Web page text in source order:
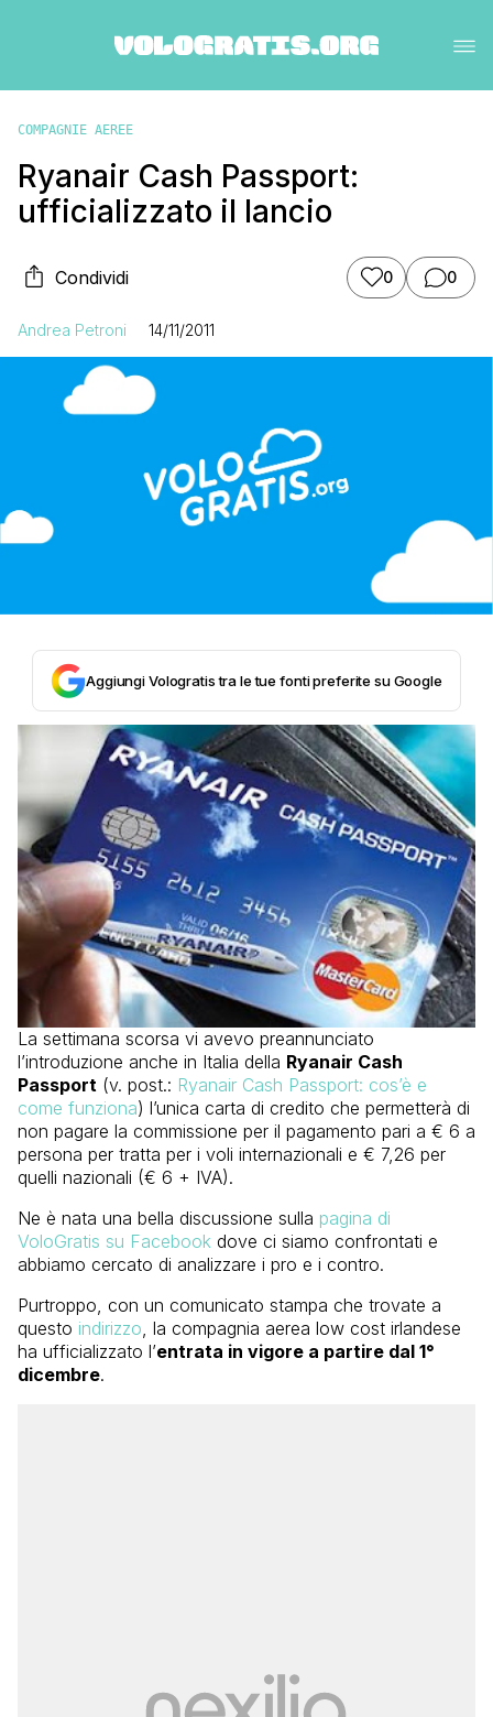
COMPAGNIE AEREE
Ryanair Cash Passport:
ufficializzato il lancio
Condividi 0 0
Andrea Petroni 14/11/2011
Aggiungi Vologratis tra le tue fonti preferite su Google
La settimana scorsa vi avevo preannunciato
l’introduzione anche in Italia della Ryanair Cash
Passport (v. post.: Ryanair Cash Passport: cos’è e
come funziona) l’unica carta di credito che permetterà di
non pagare la commissione per il pagamento pari a € 6 a
persona per tratta per i voli internazionali e € 7,26 per
quelli nazionali (€ 6 + IVA).
Ne è nata una bella discussione sulla pagina di
VoloGratis su Facebook dove ci siamo confrontati e
abbiamo cercato di analizzare i pro e i contro.
Purtroppo, con un comunicato stampa che trovate a
questo indirizzo , la compagnia aerea low cost irlandese
ha ufficializzato l’entrata in vigore a partire dal 1°
dicembre.